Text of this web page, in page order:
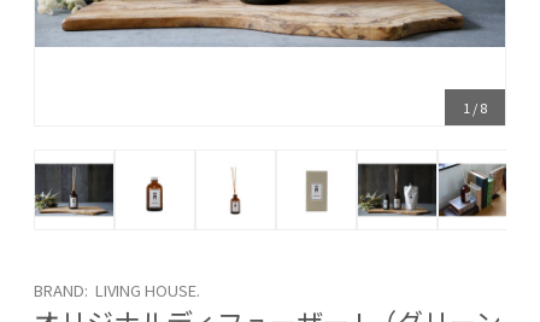
1 /8
BRAND: LIVING HOUSE.